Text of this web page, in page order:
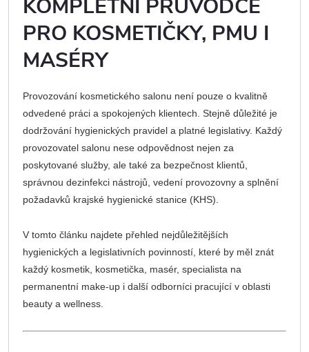
KOMPLETNÍ PRŮVODCE
PRO KOSMETIČKY, PMU I
MASÉRY
Provozování kosmetického salonu není pouze o kvalitně
odvedené práci a spokojených klientech. Stejně důležité je
dodržování hygienických pravidel a platné legislativy. Každý
provozovatel salonu nese odpovědnost nejen za
poskytované služby, ale také za bezpečnost klientů,
správnou dezinfekci nástrojů, vedení provozovny a splnění
požadavků krajské hygienické stanice (KHS).
V tomto článku najdete přehled nejdůležitějších
hygienických a legislativních povinností, které by měl znát
každý kosmetik, kosmetička, masér, specialista na
permanentní make-up i další odborníci pracující v oblasti
beauty a wellness.